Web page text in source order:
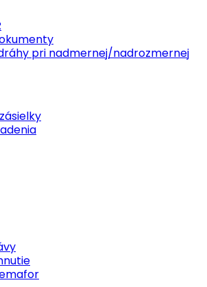
pri nadmernej/nadrozmernej